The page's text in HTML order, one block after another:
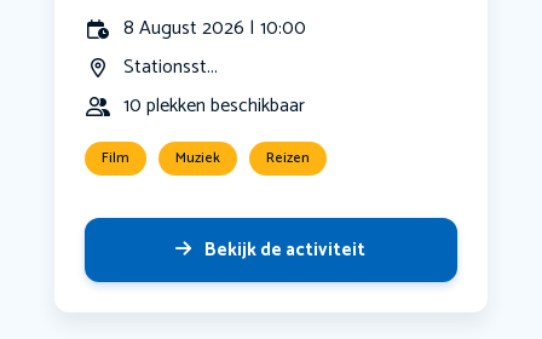
8 August 2026 | 10:00
Stationsst...
10 plekken beschikbaar
Film Muziek Reizen
Bekijk de activiteit